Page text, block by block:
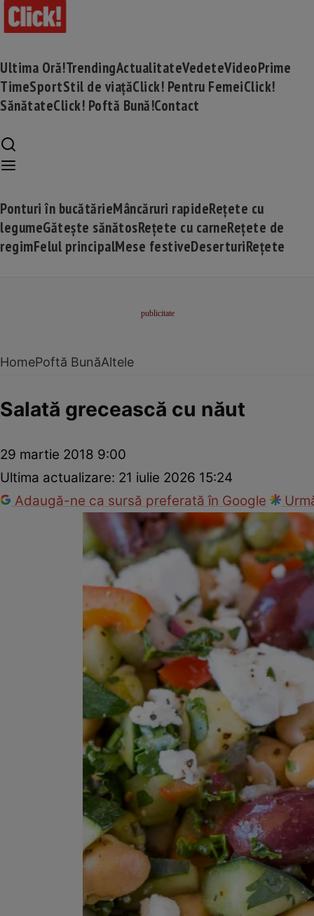
Ultima Oră!TrendingActualitateVedeteVideoPrime
TimeSportStil de viațăClick! Pentru FemeiClick!
SănătateClick! Poftă Bună!Contact
Ponturi în bucătărieMâncăruri rapideRețete cu
legumeGătește sănătosRețete cu carneRețete de
regimFelul principalMese festiveDeserturiRețete
HomePoftă BunăAltele
Salată grecească cu năut
29 martie 2018 9:00
Ultima actualizare: 21 iulie 2026 15:24
Adaugă-ne ca sursă preferată în Google